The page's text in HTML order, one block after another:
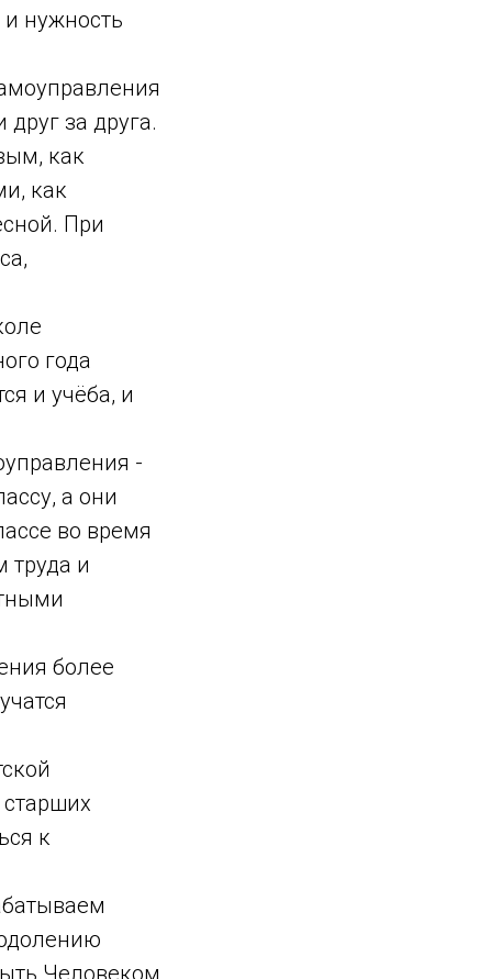
нужность
друг за друга.
как
как
При
года
и учёба, и
-
а они
во время
труда и
более
к
Человеком.